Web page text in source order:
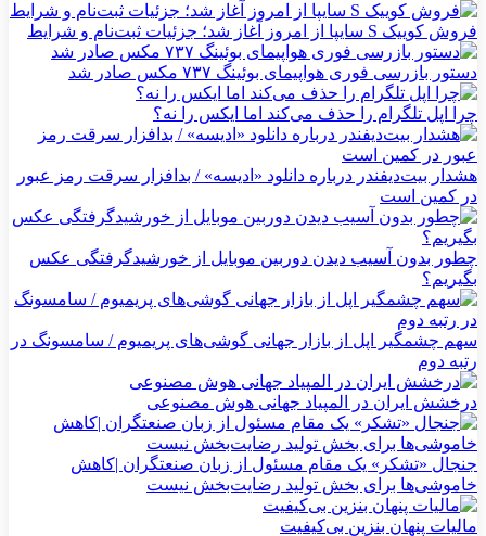
فروش کوییک S سایپا از امروز آغاز شد؛ جزئیات ثبت‌نام و شرایط
دستور بازرسی فوری هواپیمای بوئینگ ۷۳۷ مکس صادر شد
چرا اپل تلگرام را حذف می‌کند اما ایکس را نه؟
هشدار بیت‌دیفندر درباره دانلود «ادیسه» / بدافزار سرقت رمز عبور
در کمین است
چطور بدون آسیب دیدن دوربین موبایل از خورشیدگرفتگی عکس
بگیریم؟
سهم چشمگیر اپل از بازار جهانی گوشی‌های پریمیوم / سامسونگ در
رتبه دوم
درخشش ایران در المپیاد جهانی هوش مصنوعی
جنجال «تشکر» یک مقام مسئول از زبان صنعتگران |کاهش
خاموشی‌ها برای بخش تولید رضایت‌بخش نیست
مالیات پنهان بنزین بی‌کیفیت